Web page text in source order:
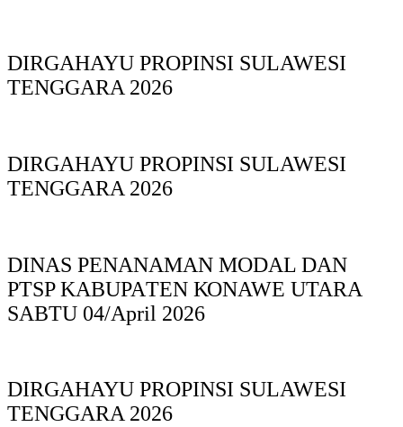
DIRGAHAYU PROPINSI SULAWESI
TENGGARA 2026
DIRGAHAYU PROPINSI SULAWESI
TENGGARA 2026
DINAS PΕΝΑΝΑΜAN MODAL DAN
PTSP KABUPAΤΕΝ ΚΟNAWE UTARA
SABTU 04/April 2026
DIRGAHAYU PROPINSI SULAWESI
TENGGARA 2026